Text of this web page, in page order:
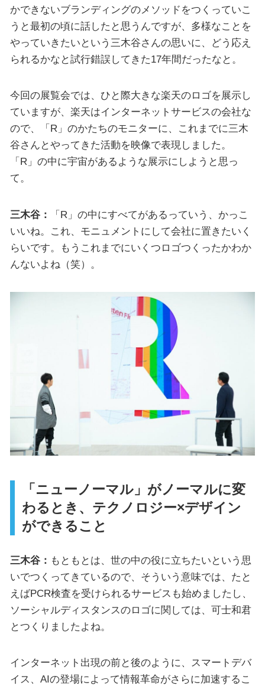
かできないブランディングのメソッドをつくっていこ
うと最初の頃に話したと思うんですが、多様なことを
やっていきたいという三木谷さんの思いに、どう応え
られるかなと試行錯誤してきた17年間だったなと。
今回の展覧会では、ひと際大きな楽天のロゴを展示し
ていますが、楽天はインターネットサービスの会社な
ので、「R」のかたちのモニターに、これまでに三木
谷さんとやってきた活動を映像で表現しました。
「R」の中に宇宙があるような展示にしようと思っ
て。
三木谷：
「R」の中にすべてがあるっていう、かっこ
いいね。これ、モニュメントにして会社に置きたいく
らいです。もうこれまでにいくつロゴつくったかわか
んないよね（笑）。
「ニューノーマル」がノーマルに変
わるとき、テクノロジー×デザイン
ができること
三木谷： もともとは、世の中の役に立ちたいという思
いでつくってきているので、そういう意味では、たと
えばPCR検査を受けられるサービスも始めましたし、
ソーシャルディスタンスのロゴに関しては、可士和君
とつくりましたよね。
インターネット出現の前と後のように、スマートデバ
イス、AIの登場によって情報革命がさらに加速するこ